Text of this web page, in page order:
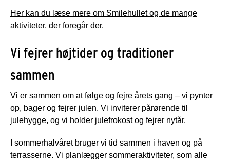
Her kan du læse mere om Smilehullet og de mange
aktiviteter, der foregår der.
Vi fejrer højtider og traditioner
sammen
Vi er sammen om at følge og fejre årets gang – vi pynter
op, bager og fejrer julen. Vi inviterer pårørende til
julehygge, og vi holder julefrokost og fejrer nytår.
I sommerhalvåret bruger vi tid sammen i haven og på
terrasserne. Vi planlægger sommeraktiviteter, som alle